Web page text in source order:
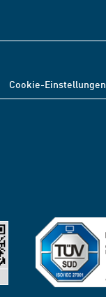
Cookie-Einstellungen